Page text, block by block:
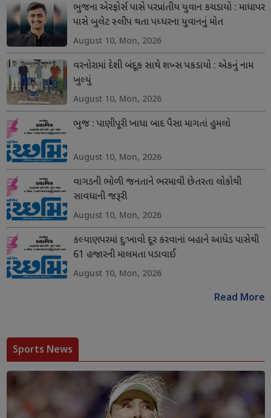
ભુજના એરફોર્સ પાસે પરપ્રાંતીય યુવાન કચડાયો : માધાપર
પાસે બુલેટ સ્લીપ થતા પધ્ધરના યુવાનનું મોત
August 10, Mon, 2026
વરનોરામાં દેશી બંદૂક સાથે શખ્સ પકડાયો : એકનું નામ
ખુલ્યું
August 10, Mon, 2026
ભુજ : પાણીપૂરી ખાધા બાદ પૈસા માગતાં હુમલો
August 10, Mon, 2026
વાગડની ભોળી જનતાને ભરમાવી છેતરતા લોકોથી
સાવધાની જરૂરી
August 10, Mon, 2026
કલ્યાણપરમાં દુ:ખાવો દૂર કરવાનાં બહાને આધેડ પાસેથી
61 હજારની માલમતા પડાવાઈ
August 10, Mon, 2026
Read More
Sports News